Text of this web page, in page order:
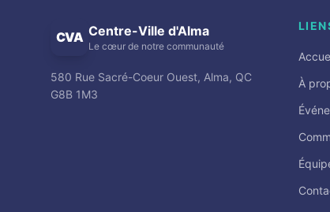
CVA Centre-Ville d'Alma
Le cœur de notre communauté
580 Rue Sacré-Coeur Ouest, Alma, QC
G8B 1M3
À